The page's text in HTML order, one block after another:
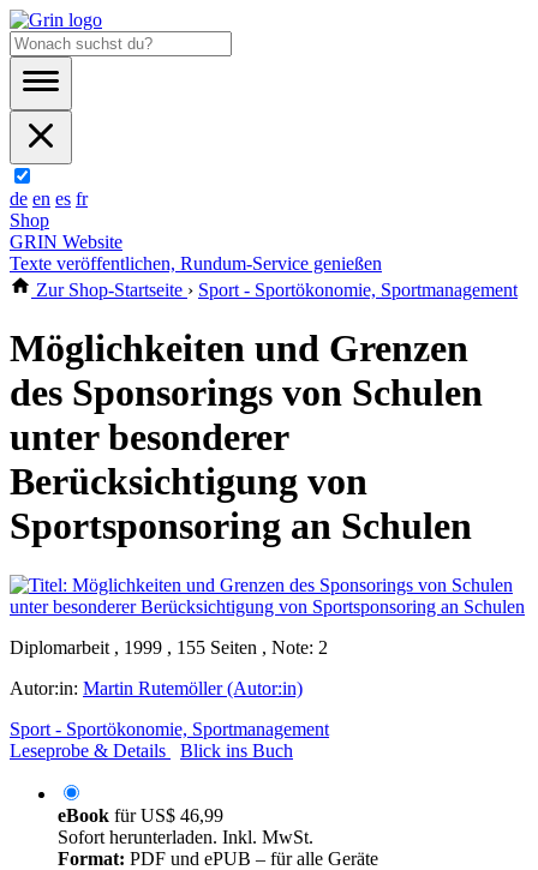
de en es fr
Shop
GRIN Website
Texte veröffentlichen, Rundum-Service genießen
Zur Shop-Startseite › Sport - Sportökonomie, Sportmanagement
Möglichkeiten und Grenzen
des Sponsorings von Schulen
unter besonderer
Berücksichtigung von
Sportsponsoring an Schulen
Diplomarbeit , 1999 , 155 Seiten , Note: 2
Autor:in: Martin Rutemöller (Autor:in)
Sport - Sportökonomie, Sportmanagement
Leseprobe & Details
Blick ins Buch
eBook fürUS$ 46,99
Sofort herunterladen. Inkl. MwSt.
Format: PDF und ePUB – für alle Geräte